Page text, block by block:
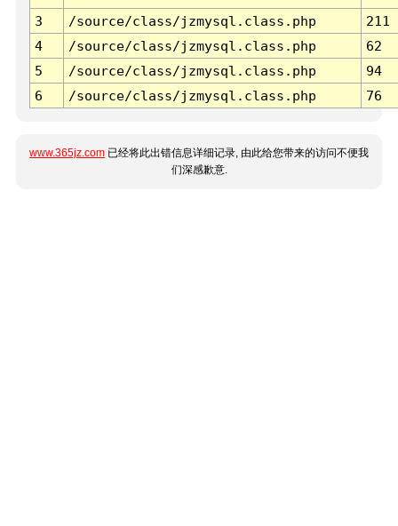
3 /source/class/jzmysql.class.php
211
4
/source/class/jzmysql.class.php
62
5
/source/class/jzmysql.class.php
94
6
/source/class/jzmysql.class.php 76
www.365jz.com 已经将此出错信息详细记录, 由此给您带来的访问不便我
们深感歉意.